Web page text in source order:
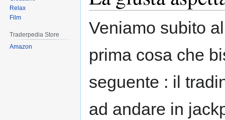
Veniamo subito
prima cosa che
seguente : il
ad andare in
Relax
Film
Traderpedia Store
Amazon